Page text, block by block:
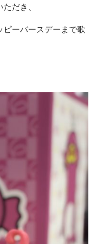
だき、
ピーバースデーまで歌